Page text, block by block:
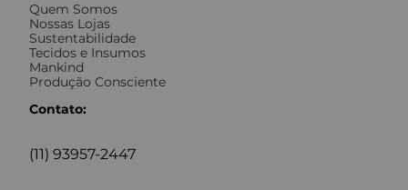
Quem Somos
Nossas Lojas
Sustentabilidade
Tecidos e Insumos
Mankind
Produção Consciente
Contato:
(11) 93957-2447